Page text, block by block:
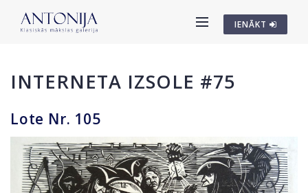
IENĀKT
INTERNETA IZSOLE #75
Lote Nr. 105